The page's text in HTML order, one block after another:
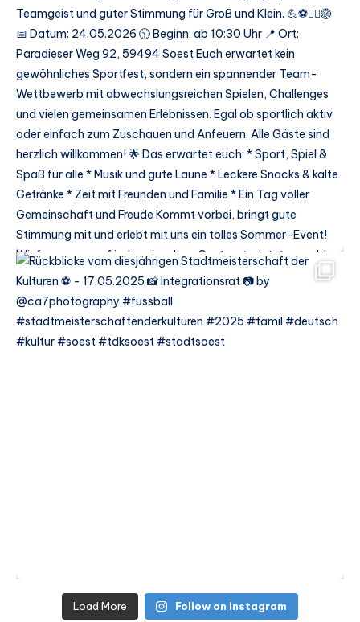
Load More Follow on Instagram